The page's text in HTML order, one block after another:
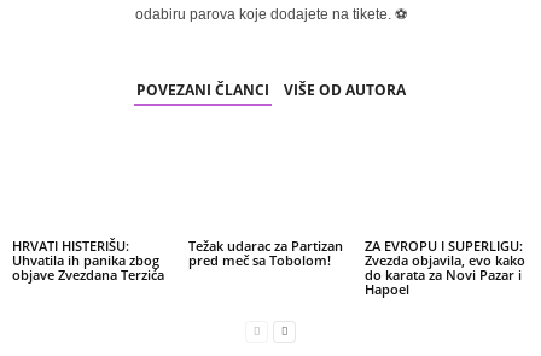
odabiru parova koje dodajete na tikete. ⚽
POVEZANI ČLANCI VIŠE OD AUTORA
HRVATI HISTERIŠU:
Uhvatila ih panika zbog
objave Zvezdana Terzića
Težak udarac za Partizan
pred meč sa Tobolom!
ZA EVROPU I SUPERLIGU:
Zvezda objavila, evo kako
do karata za Novi Pazar i
Hapoel